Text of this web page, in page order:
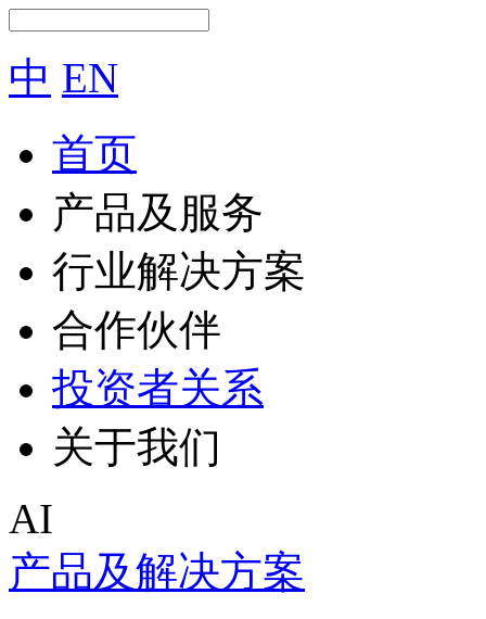
中 EN
首页
产品及服务
行业解决方案
合作伙伴
投资者关系
关于我们
AI
产品及解决方案